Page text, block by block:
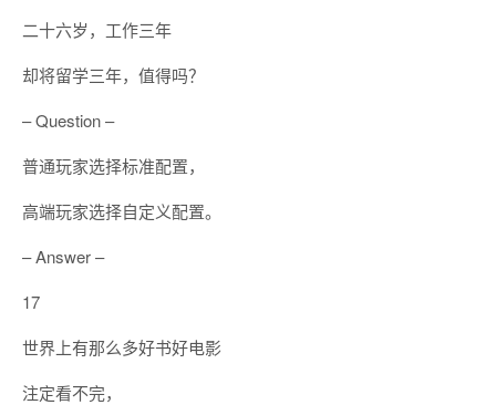
二十六岁，工作三年
却将留学三年，值得吗？
– Question –
普通玩家选择标准配置，
高端玩家选择自定义配置。
– Answer –
17
世界上有那么多好书好电影
注定看不完，